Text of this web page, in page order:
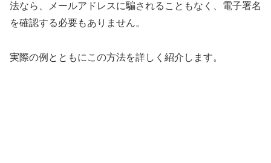
法なら、メールアドレスに騙されることもなく、電子署名
を確認する必要もありません。
実際の例とともにこの方法を詳しく紹介します。